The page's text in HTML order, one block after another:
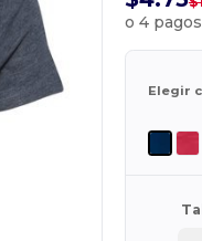
o 4
Elegir